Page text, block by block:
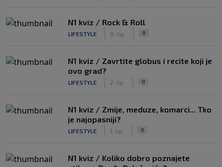
N1 kviz / Rock & Roll
LIFESTYLE 8. lip. 0
N1 kviz / Zavrtite globus i recite koji je
ovo grad?
LIFESTYLE 2. lip. 0
N1 kviz / Zmije, meduze, komarci... Tko
je najopasniji?
LIFESTYLE 1. lip. 0
N1 kviz / Koliko dobro poznajete